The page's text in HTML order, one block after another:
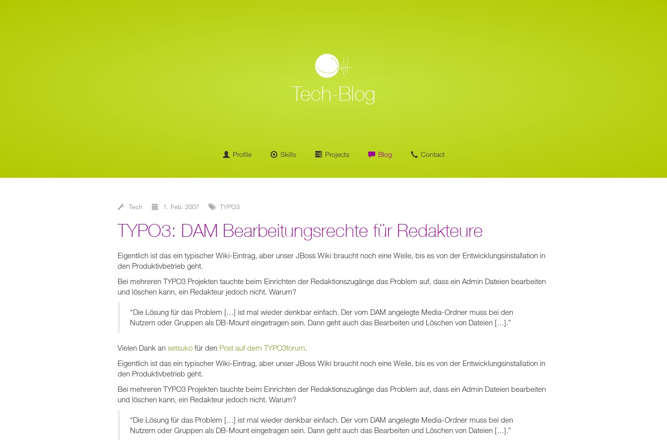
Tech-Blog
Profile Skills Projects Blog Contact
Tech 1. Feb. 2007 TYPO3
TYPO3: DAM Bearbeitungsrechte für Redakteure
Eigentlich ist das ein typischer Wiki-Eintrag, aber unser JBoss Wiki braucht noch eine Weile, bis es von der Entwicklungsinstallation in
den Produktivbetrieb geht.
Bei mehreren TYPO3 Projekten tauchte beim Einrichten der Redaktionszugänge das Problem auf, dass ein Admin Dateien bearbeiten
und löschen kann, ein Redakteur jedoch nicht. Warum?
“Die Lösung für das Problem […] ist mal wieder denkbar einfach. Der vom DAM angelegte Media-Ordner muss bei den
Nutzern oder Gruppen als DB-Mount eingetragen sein. Dann geht auch das Bearbeiten und Löschen von Dateien […].”
Vielen Dank an setsuko für den Post auf dem TYPO3forum.
Eigentlich ist das ein typischer Wiki-Eintrag, aber unser JBoss Wiki braucht noch eine Weile, bis es von der Entwicklungsinstallation in
den Produktivbetrieb geht.
Bei mehreren TYPO3 Projekten tauchte beim Einrichten der Redaktionszugänge das Problem auf, dass ein Admin Dateien bearbeiten
und löschen kann, ein Redakteur jedoch nicht. Warum?
“Die Lösung für das Problem […] ist mal wieder denkbar einfach. Der vom DAM angelegte Media-Ordner muss bei den
Nutzern oder Gruppen als DB-Mount eingetragen sein. Dann geht auch das Bearbeiten und Löschen von Dateien […].”